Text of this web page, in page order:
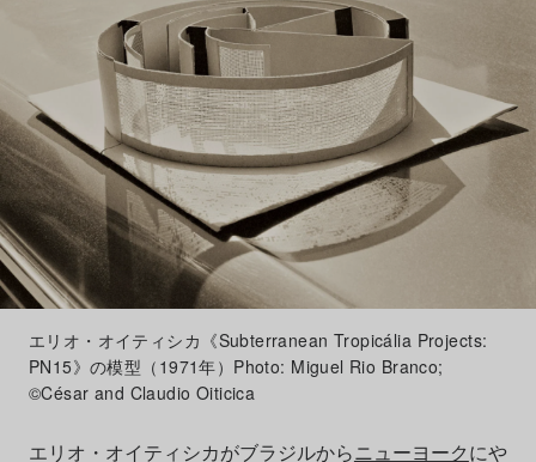
エリオ・オイティシカ《Subterranean Tropicália Projects:
PN15》の模型（1971年）Photo: Miguel Rio Branco;
©César and Claudio Oiticica
エリオ・オイティシカがブラジルからニューヨークにや